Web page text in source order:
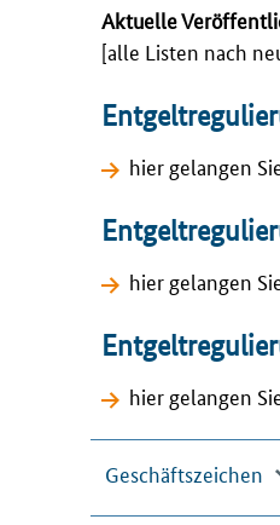
Aktuelle
[alle Listen nach
hier gelangen
hier gelangen
hier gelangen
Geschäfts­zei­chen